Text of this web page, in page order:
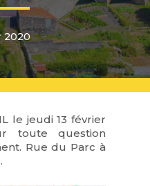
2020
le jeudi 13 février
toute question
Rue du Parc à